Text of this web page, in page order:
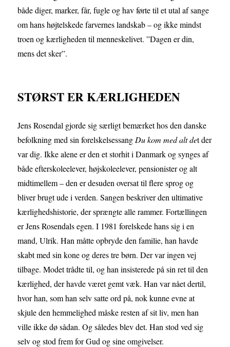
både diger, marker, får, fugle og hav førte til et utal af sange
om hans højtelskede farvernes landskab – og ikke mindst
troen og kærligheden til menneskelivet. ”Dagen er din,
mens det sker”.
STØRST ER KÆRLIGHEDEN
Jens Rosendal gjorde sig særligt bemærket hos den danske
befolkning med sin forelskelsessang Du kom med alt det der
var dig. Ikke alene er den et storhit i Danmark og synges af
både efterskoleelever, højskoleelever, pensionister og alt
midtimellem – den er desuden oversat til flere sprog og
bliver brugt ude i verden. Sangen beskriver den ultimative
kærlighedshistorie, der sprængte alle rammer. Fortællingen
er Jens Rosendals egen. I 1981 forelskede hans sig i en
mand, Ulrik. Han måtte opbryde den familie, han havde
skabt med sin kone og deres tre børn. Der var ingen vej
tilbage. Modet trådte til, og han insisterede på sin ret til den
kærlighed, der havde været gemt væk. Han var nået dertil,
hvor han, som han selv satte ord på, nok kunne evne at
skjule den hemmelighed måske resten af sit liv, men han
ville ikke dø sådan. Og således blev det. Han stod ved sig
selv og stod frem for Gud og sine omgivelser.